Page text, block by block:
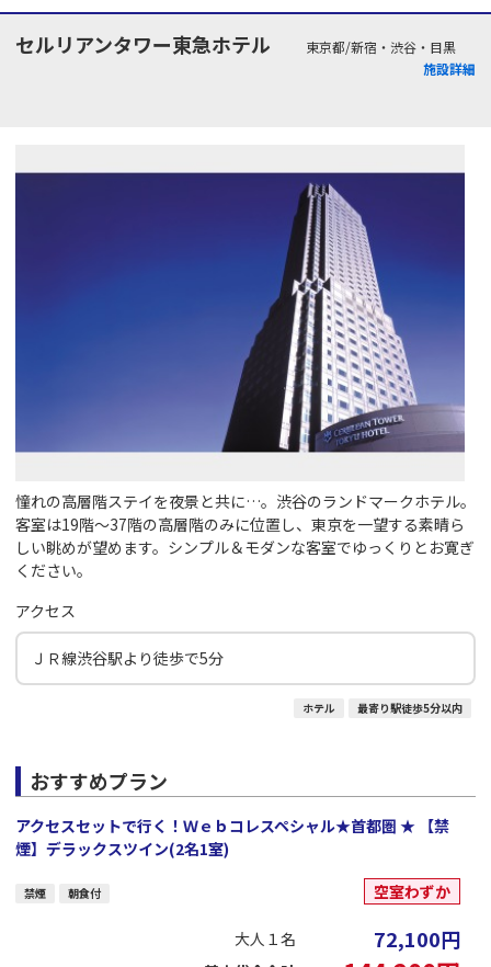
セルリアンタワー東急ホテル
東京都/新宿・渋谷・目黒
施設詳細
憧れの高層階ステイを夜景と共に…。渋谷のランドマークホテル。
客室は19階～37階の高層階のみに位置し、東京を一望する素晴ら
しい眺めが望めます。シンプル＆モダンな客室でゆっくりとお寛ぎ
ください。
アクセス
ＪＲ線渋谷駅より徒歩で5分
ホテル 最寄り駅徒歩5分以内
おすすめプラン
アクセスセットで行く！Ｗｅｂコレスペシャル★首都圏 ★ 【禁
煙】デラックスツイン(2名1室)
禁煙 朝食付 空室わずか
大人１名 72,100円